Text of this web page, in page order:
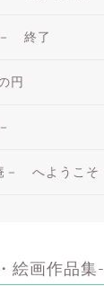
終了
円
－ へようこそ
絵画作品集-